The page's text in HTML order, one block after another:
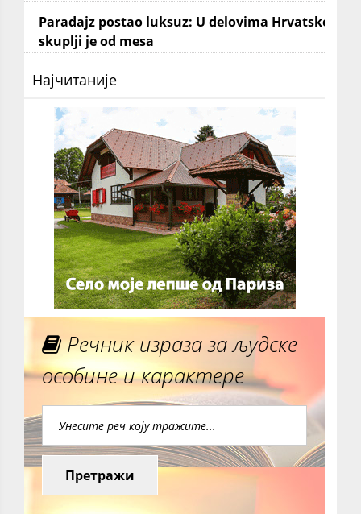
Paradajz postao luksuz: U delovima Hrvatske
skuplji je od mesa
Најчитаније
Речник израза за људске
особине и карактере
Претражи